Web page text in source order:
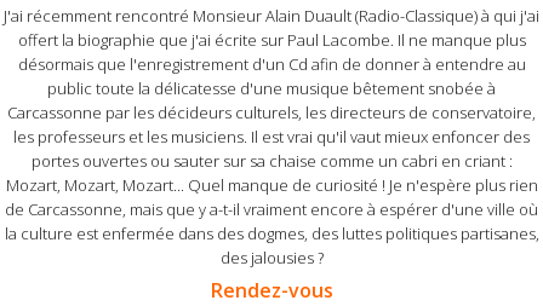
J'ai récemment rencontré Monsieur Alain Duault (Radio-Classique) à qui j'ai
offert la biographie que j'ai écrite sur Paul Lacombe. Il ne manque plus
désormais que l'enregistrement d'un Cd afin de donner à entendre au
public toute la délicatesse d'une musique bêtement snobée à
Carcassonne par les décideurs culturels, les directeurs de conservatoire,
les professeurs et les musiciens. Il est vrai qu'il vaut mieux enfoncer des
portes ouvertes ou sauter sur sa chaise comme un cabri en criant :
Mozart, Mozart, Mozart... Quel manque de curiosité ! Je n'espère plus rien
de Carcassonne, mais que y a-t-il vraiment encore à espérer d'une ville où
la culture estenfermée dans des dogmes, des luttes politiques partisanes,
des jalousies ?
Rendez-vous